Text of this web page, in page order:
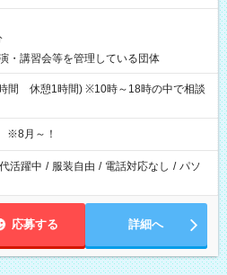
・講習会等を管理している団体
間 休憩1時間) ※10時～18時の中で相談
※8月～！
活躍中 / 服装自由 / 電話対応なし / パソ
応募する 詳細へ